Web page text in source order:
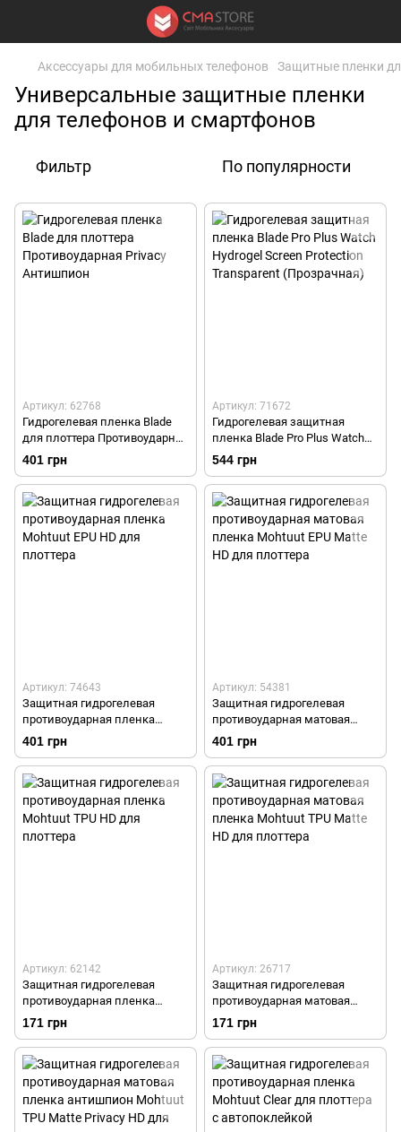
Аксессуары для мобильных телефонов Защитные пленки
Универсальные защитные пленки
для телефонов и смартфонов
Фильтр По популярности
Артикул: 62768
Гидрогелевая пленка Blade
для плоттера Противоударная
Privacy Антишпион
401 грн
Артикул: 71672
Гидрогелевая защитная
пленка Blade Pro Plus Watch
Hydrogel Screen Protection
Transparent (Прозрачная)
544 грн
Артикул: 74643
Защитная гидрогелевая
противоударная пленка
Mohtuut EPU HD для плоттера
401 грн
Артикул: 54381
Защитная гидрогелевая
противоударная матовая
пленка Mohtuut EPU Matte HD
для плоттера
401 грн
Артикул: 62142
Защитная гидрогелевая
противоударная пленка
Mohtuut TPU HD для плоттера
171 грн
Артикул: 26717
Защитная гидрогелевая
противоударная матовая
пленка Mohtuut TPU Matte HD
для плоттера
171 грн